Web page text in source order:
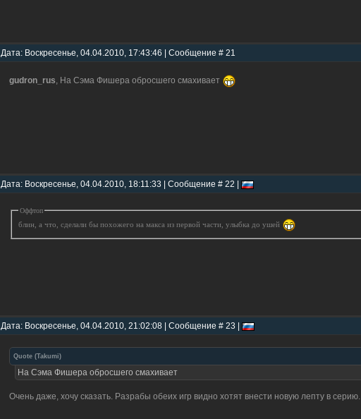
Дата: Воскресенье, 04.04.2010, 17:43:46 | Сообщение # 21
gudron_rus, На Сэма Фишера обросшего смахивает
Дата: Воскресенье, 04.04.2010, 18:11:33 | Сообщение # 22 |
Оффтоп
блин, а что, сделали бы похожего на макса из первой части, улыбка до ушей
Дата: Воскресенье, 04.04.2010, 21:02:08 | Сообщение # 23 |
Quote (Takumi)
На Сэма Фишера обросшего смахивает
Очень даже, хочу сказать. Разрабы обеих игр видно хотят внести новую лепту в серию.